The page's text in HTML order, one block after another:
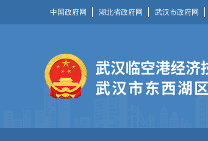
中国政府网 湖北省政府网 武汉市政府网